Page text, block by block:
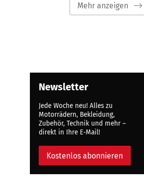
Mehr anzeigen
Newsletter
Jede Woche neu! Alles zu
Motorrädern, Bekleidung,
Zubehör, Technik und mehr –
direkt in Ihre E-Mail!
Kostenlos abonnieren